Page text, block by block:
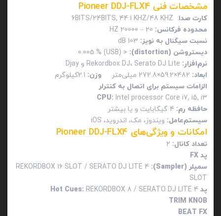
مشخصات فنی Pioneer DDJ-FLX4
کارت صدا: 6BITS/24BITS, 44.1 KHZ/48 KHZ
محدوده فرکانس:
نسبت سیگنال به نویز:
دیستروشن (distortion
):
< 0.005 % (USB)
نرم‌افزار: Rekordbox DJ، Serato DJ Lite و Djay
ابعاد:
وزن:
الزامات سیستم برای اتصال به کنترلر
CPU: Intel processor Core i7, i5, i3
حافظه رم:
سیستم‌عامل: ویندوز، مک، اندروید، iOS
امکانات و ویژگی‌های Pioneer DDJ-FLX4
تعداد کانال: 2
پد FX
سمپلر (Sampler
):
REKORDBOX 16 SLOT / SERATO DJ LITE 4
SLOT
پد
Hot Cues: REKORDBOX 8 / SERATO DJ LITE 4
TRIM KNOB
BEAT FX